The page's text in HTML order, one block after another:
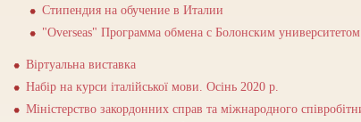
Стипендия на обучение в Италии
"Overseas" Программа обмена с Болонским университетом
Віртуальна виставка
Набір на курси італійської мови. Осінь 2020 р.
Міністерство закордонних справ та міжнародного